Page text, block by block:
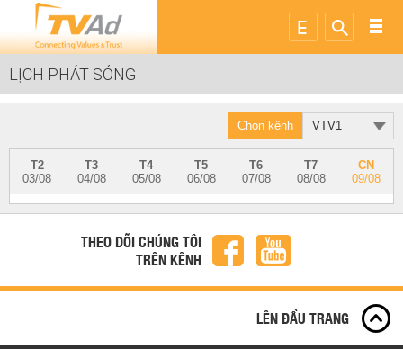
LỊCH PHÁT SÓNG
Chọn kênh VTV1
T2
03/08
T3
04/08
T4
05/08
T5
06/08
T6
07/08
T7
08/08
CN
09/08
THEO DÕI CHÚNG TÔI
TRÊN KÊNH
LÊN ĐẦU TRANG